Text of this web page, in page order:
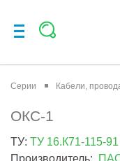
Серии Кабели,
ОКС-1
ТУ: ТУ 16.К71-115-91
Производитель: